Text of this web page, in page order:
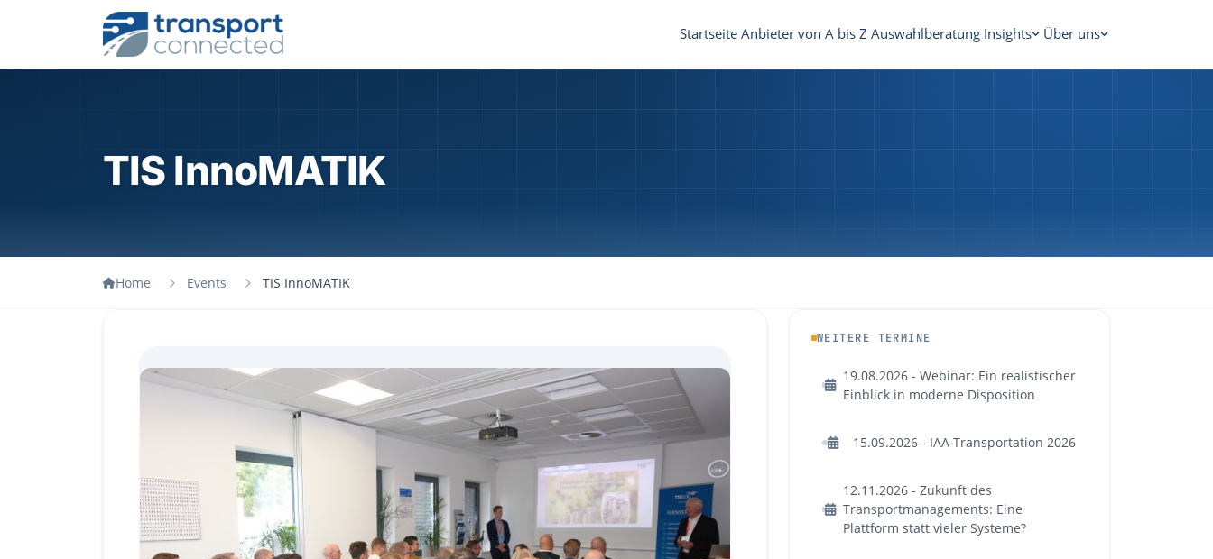
Startseite Anbieter von A bis Z Auswahlberatung Insights Über uns
TIS InnoMATIK
Home Events TIS InnoMATIK
WEITERE TERMINE
19.08.2026 - Webinar: Ein realistischer
Einblick in moderne Disposition
15.09.2026 - IAA Transportation 2026
12.11.2026 - Zukunft des
Transportmanagements: Eine
Plattform statt vieler Systeme?